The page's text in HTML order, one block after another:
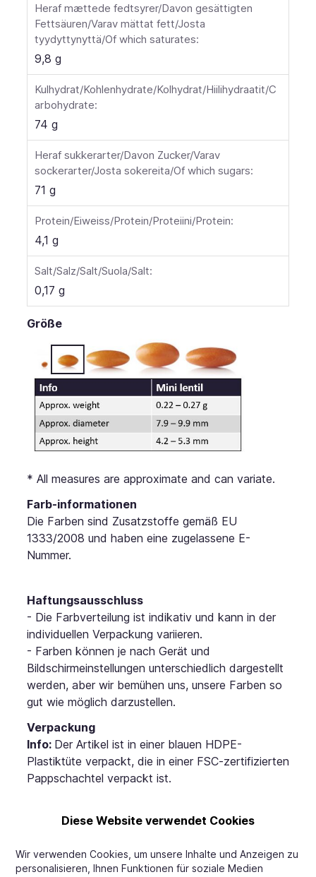
Heraf mættede fedtsyrer/Davon gesättigten
Fettsäuren/Varav mättat fett/Josta
tyydyttynyttä/Of which saturates:
9,8 g
Kulhydrat/Kohlenhydrate/Kolhydrat/Hiilihydraatit/C
arbohydrate:
74 g
Heraf sukkerarter/Davon Zucker/Varav
sockerarter/Josta sokereita/Of which sugars:
71 g
Protein/Eiweiss/Protein/Proteiini/Protein:
4,1 g
Salt/Salz/Salt/Suola/Salt:
0,17 g
Größe
* All measures are approximate and can variate.
Farb-informationen
Die Farben sind Zusatzstoffe gemäß EU
1333/2008 und haben eine zugelassene E-
Nummer.
Haftungsausschluss
- Die Farbverteilung ist indikativ und kann in der
individuellen Verpackung variieren.
- Farben können je nach Gerät und
Bildschirmeinstellungen unterschiedlich dargestellt
werden, aber wir bemühen uns, unsere Farben so
gut wie möglich darzustellen.
Verpackung
Info: Der Artikel ist in einer blauen HDPE-
Plastiktüte verpackt, die in einer FSC-zertifizierten
Pappschachtel verpackt ist.
Standardbeschriftung für Schachteln:
Diese Website verwendet Cookies
Wir verwenden Cookies, um unsere Inhalte und Anzeigen zu
personalisieren, Ihnen Funktionen für soziale Medien